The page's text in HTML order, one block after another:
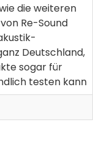
die weiteren
Re-Sound
Deutschland,
sogar für
testen kann